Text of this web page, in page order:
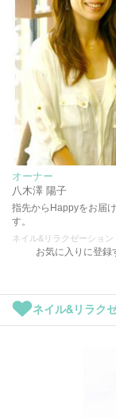
オーナー
八木澤 陽子
指先からHappyをお届
す。
ネイル&リラクゼーション
お気に入りに登録
ネイル&リラク